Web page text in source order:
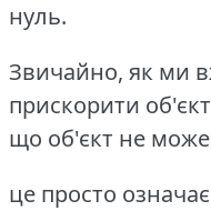
нуль.
Звичайно, як ми
прискорити
що об'єкт не може
це просто